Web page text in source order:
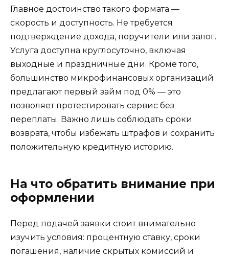
Главное достоинство такого формата —
скорость и доступность. Не требуется
подтверждение дохода, поручители или залог.
Услуга доступна круглосуточно, включая
выходные и праздничные дни. Кроме того,
большинство микрофинансовых организаций
предлагают первый займ под 0% — это
позволяет протестировать сервис без
переплаты. Важно лишь соблюдать сроки
возврата, чтобы избежать штрафов и сохранить
положительную кредитную историю.
На что обратить внимание при
оформлении
Перед подачей заявки стоит внимательно
изучить условия: процентную ставку, сроки
погашения, наличие скрытых комиссий и